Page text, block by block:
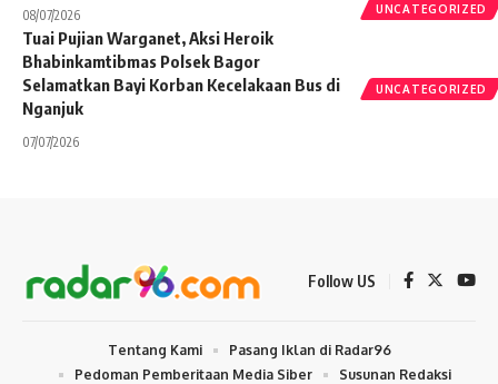
UNCATEGORIZED
08/07/2026
UNCATEGORIZED
Tuai Pujian Warganet, Aksi Heroik
Bhabinkamtibmas Polsek Bagor
Selamatkan Bayi Korban Kecelakaan Bus di
Nganjuk
07/07/2026
Follow US
Tentang Kami
Pasang Iklan di Radar96
Pedoman Pemberitaan Media Siber
Susunan Redaksi